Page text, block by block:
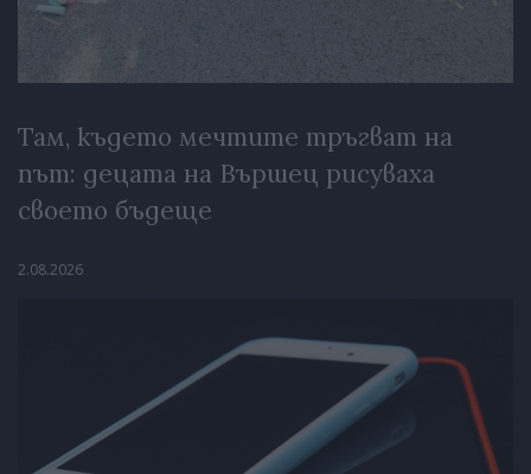
Там, където мечтите тръгват на
път: децата на Вършец рисуваха
своето бъдеще
2.08.2026